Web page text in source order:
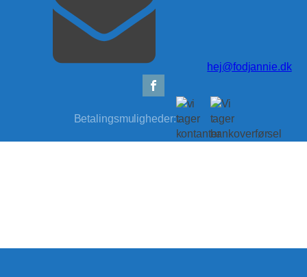
hej@fodjannie.dk
Betalingsmuligheder: